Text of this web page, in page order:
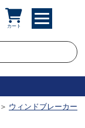
カート
＞ ウィンドブレーカー